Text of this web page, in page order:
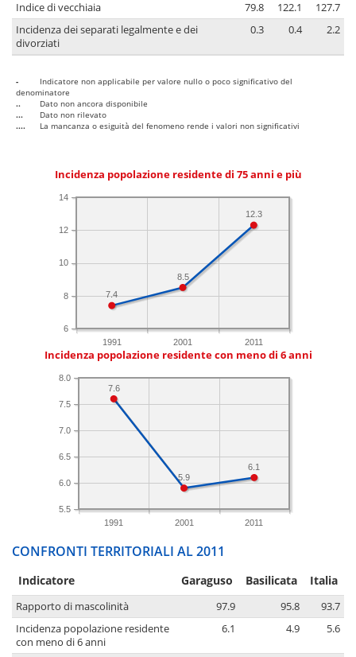
Indice di vecchiaia
79.8 122.1
127.7
Incidenza dei separati legalmente e dei
divorziati
0.3 0.4 2.2
-
Indicatore non applicabile per valore nullo o poco significativo del
denominatore
..
Dato non ancora disponibile
...
Dato non rilevato
....
La mancanza o esiguità del fenomeno rende i valori non significativi
Incidenza popolazione residente di 75 anni e più
1991 2001 2011
6
8
10
12
14
12.3
8.5
7.4
Incidenza popolazione residente con meno di 6 anni
1991 2001 2011
5.5
6.0
6.5
7.0
7.5
8.0
6.1
5.9
7.6
CONFRONTI TERRITORIALI AL 2011
Indicatore Garaguso Basilicata Italia
Rapporto di mascolinità 97.9 95.8
93.7
Incidenza popolazione residente
con meno di 6 anni
6.1 4.9 5.6